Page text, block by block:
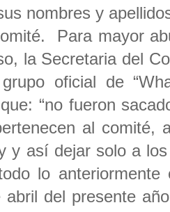
nombres y
Para mayor
la Secretaria del
oficial de
“no fueron
al comité,
y así dejar solo a
lo anteriormente
del presente